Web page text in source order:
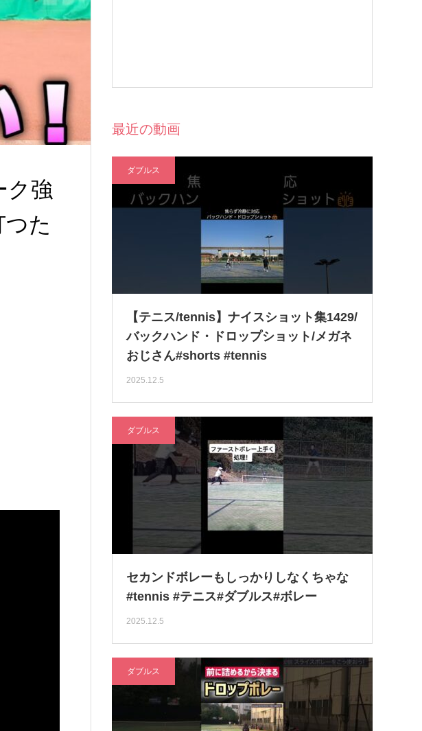
ク強
た
最近の動画
ダブルス
【テニス/tennis】ナイスショット集1429/
バックハンド・ドロップショット/メガネ
おじさん#shorts #tennis
2025.12.5
ダブルス
セカンドボレーもしっかりしなくちゃな
#tennis #テニス#ダブルス#ボレー
2025.12.5
ダブルス